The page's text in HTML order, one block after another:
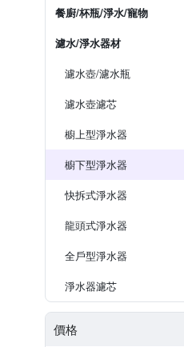
餐廚/杯瓶/淨水/寵物
濾水/淨水器材
濾水壺/濾水瓶
濾水壺濾芯
櫥上型淨水器
櫥下型淨水器
快拆式淨水器
龍頭式淨水器
全戶型淨水器
淨水器濾芯
價格